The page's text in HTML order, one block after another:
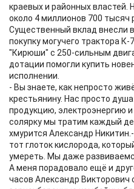
краевых и районных властей.
около 4 миллионов 700 тысяч
Существенный вклад внесли
покупку могучего трактора
"Кирюши" с 250-сильным
дотации помогли купить
исполнении.
- Вы знаете, как непросто
крестьянину. Нас просто
продукцию, электроэнергию
солярку мы тратим каждый
хмурится Александр
тот глоток кислорода,
умереть. Мы даже
А меня порадовало ещё и
часов Александр Викторович